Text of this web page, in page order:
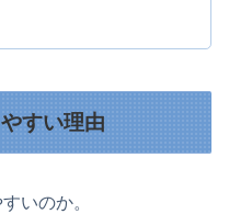
すい理由
いのか。